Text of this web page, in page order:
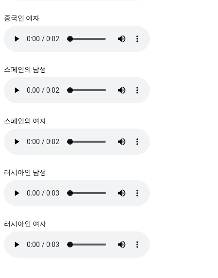
중국인 여자
스페인의 남성
스페인의 여자
러시아인 남성
러시아인 여자